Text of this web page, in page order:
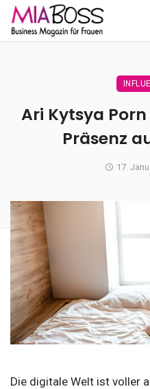
Ari Kytsya
Präsenz
17.
Die digitale Welt ist voller